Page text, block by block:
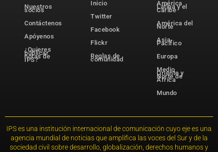
Nuestros
socios
Contáctenos
Apóyenos
¿Quieres
publicar
notas de
IPS?
Inicio
Twitter
Facebook
Flickr
Reglas de
comunidad
América
Latina y el
Caribe
América del
Norte
Asia-
Pacífico
Europa
Medio
Oriente y
Norte de
África
Mundo
IPS es una institución internacional de comunicación cuyo eje es una
agencia mundial de noticias que amplifica las voces del Sur y de la
sociedad civil sobre desarrollo, globalización, derechos humanos y